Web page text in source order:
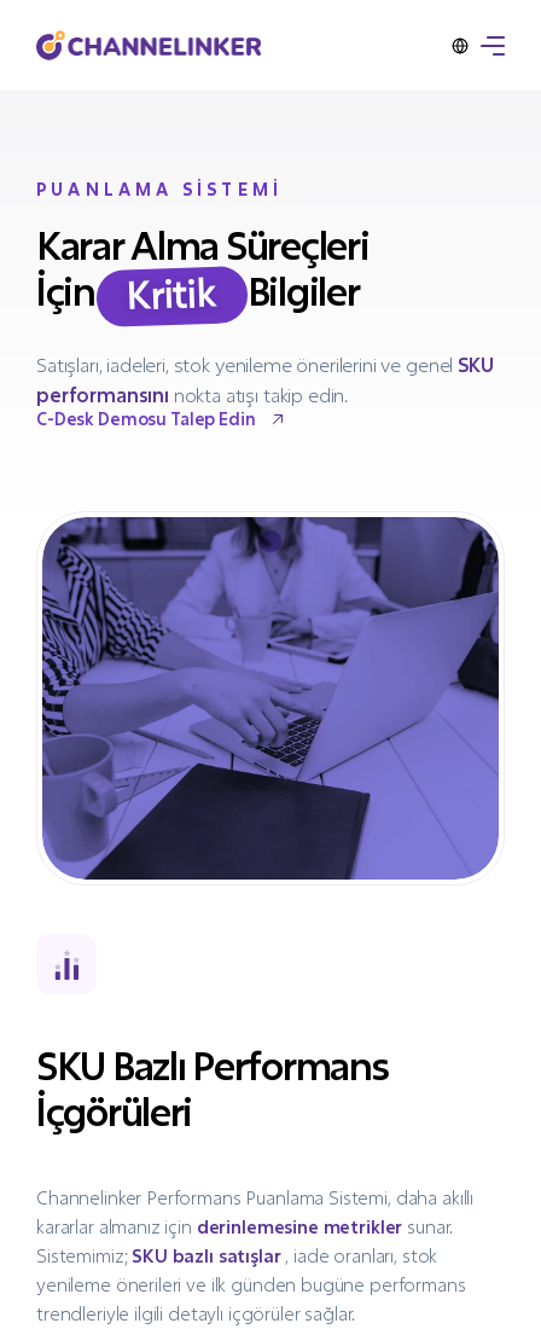
PUANLAMA SİSTEMİ
Karar Alma Süreçleri
İçin
Kritik Bilgiler
Satışları, iadeleri, stok yenileme önerilerini ve genel SKU
performansını nokta atışı takip edin.
C-Desk Demosu Talep Edin
SKU Bazlı Performans
İçgörüleri
Channelinker Performans Puanlama Sistemi, daha akıllı
kararlar almanız için derinlemesine metrikler sunar.
Sistemimiz; SKU bazlı satışlar , iade oranları, stok
yenileme önerileri ve ilk günden bugüne performans
trendleriyle ilgili detaylı içgörüler sağlar.